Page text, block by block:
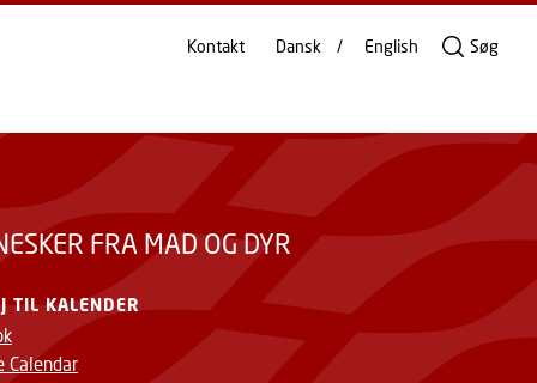
Kontakt Dansk English Søg
FRA MAD OG DYR
TIL KALENDER
Calendar